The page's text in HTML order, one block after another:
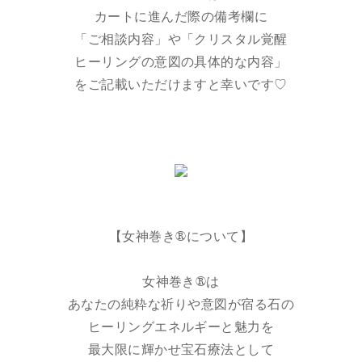
カートに進んだ際の備考欄に
「ご相談内容」や「クリスタル覚醒
ヒーリングの意図の具体的な内容」
をご記載いただけますと幸いです♡
【女神巻き®︎について】
女神巻き®︎は
あなたの純粋な祈りや意図が宿る石の
ヒーリングエネルギーと魅力を
最大限に輝かせ宝石療法として